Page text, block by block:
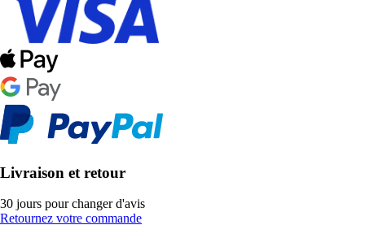
Livraison et retour
30 jours pour changer d'avis
Retournez votre commande